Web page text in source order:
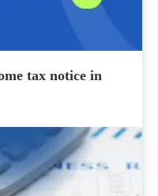
tax notice in